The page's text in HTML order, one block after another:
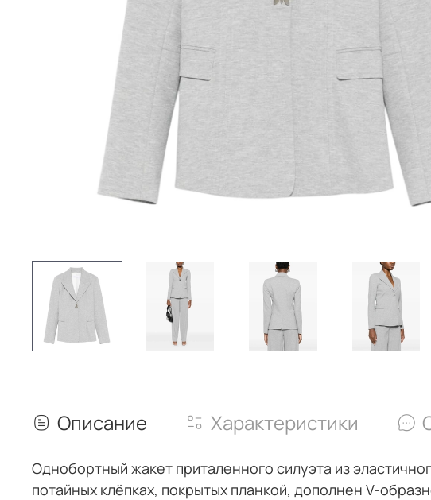
Описание Характеристики
Однобортный жакет приталенного силуэта из
потайных клёпках, покрытых планкой, дополнен V-